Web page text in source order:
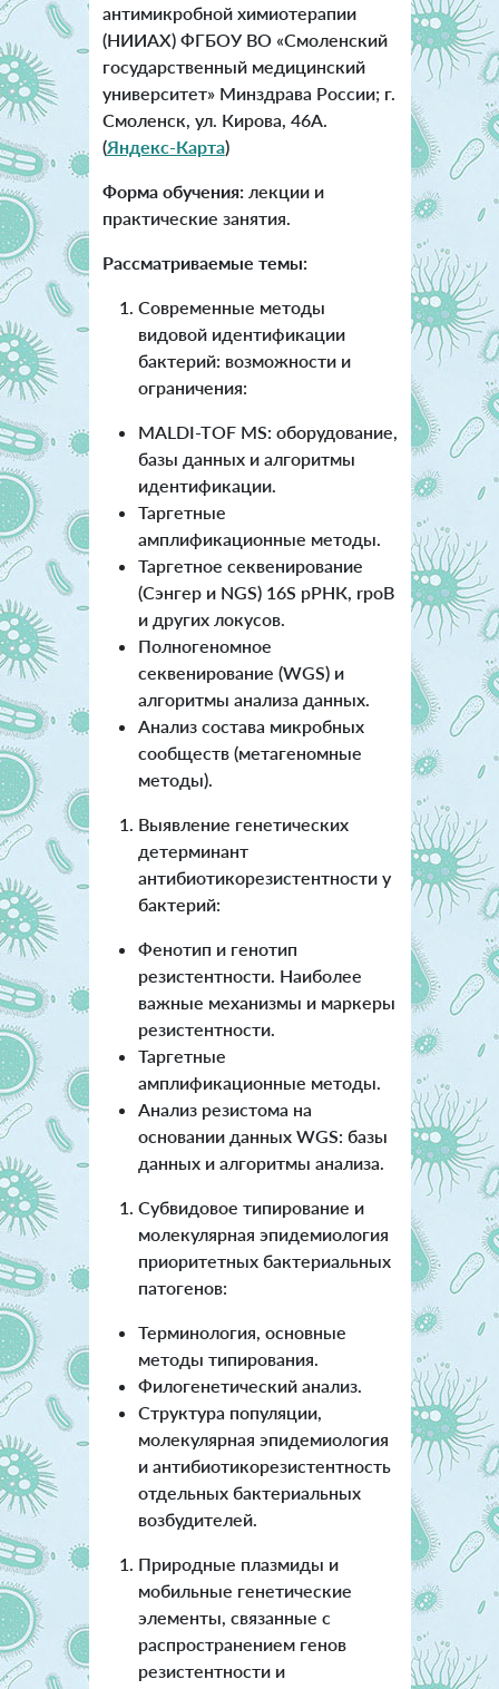
антимикробной химиотерапии
(НИИАХ) ФГБОУ ВО «Смоленский
государственный медицинский
университет» Минздрава России; г.
Смоленск, ул. Кирова, 46А.
(Яндекс-Карта)
Форма обучения:лекции и
практические занятия.
Рассматриваемые темы:
Современные методы
видовой идентификации
бактерий: возможности и
ограничения:
MALDI-TOF MS: оборудование,
базы данных и алгоритмы
идентификации.
Таргетные
амплификационные методы.
Таргетное секвенирование
(Сэнгер и NGS) 16S рРНК, rpoB
и других локусов.
Полногеномное
секвенирование (WGS) и
алгоритмы анализа данных.
Анализ состава микробных
сообществ (метагеномные
методы).
Выявление генетических
детерминант
антибиотикорезистентности у
бактерий:
Фенотип и генотип
резистентности. Наиболее
важные механизмы и маркеры
резистентности.
Таргетные
амплификационные методы.
Анализ резистома на
основании данных WGS: базы
данных и алгоритмы анализа.
Субвидовое типирование и
молекулярная эпидемиология
приоритетных бактериальных
патогенов:
Терминология, основные
методы типирования.
Филогенетический анализ.
Структура популяции,
молекулярная эпидемиология
и антибиотикорезистентность
отдельных бактериальных
возбудителей.
Природные плазмиды и
мобильные генетические
элементы, связанные с
распространением генов
резистентности и